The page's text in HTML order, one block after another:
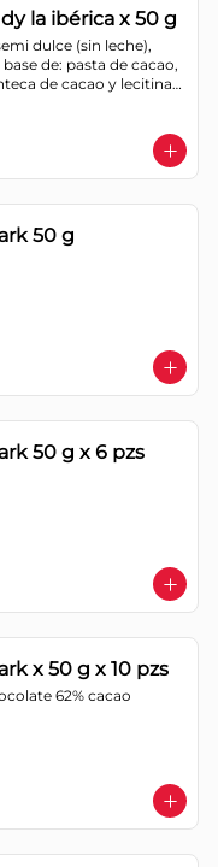
Barra fondy la ibérica x 50 g
dulce (sin leche),
de: pasta de cacao,
de cacao y lecitina
50 g
50 g x 6 pzs
x 50 g x 10 pzs
62% cacao